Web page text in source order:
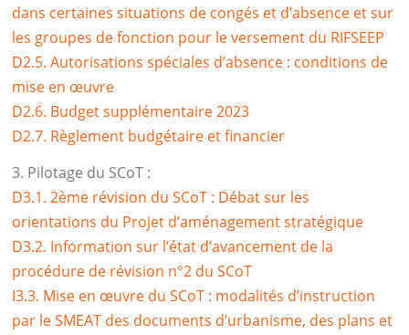
dans certaines situations de congés et d’absence et sur
les groupes de fonction pour le versement du RIFSEEP
D2.5. Autorisations spéciales d’absence : conditions de
mise en œuvre
D2.6. Budget supplémentaire 2023
D2.7. Règlement budgétaire et financier
3. Pilotage du SCoT :
D3.1. 2ème révision du SCoT : Débat sur les
orientations du Projet d’aménagement stratégique
D3.2. Information sur l’état d’avancement de la
procédure de révision n°2 du SCoT
I3.3. Mise en œuvre du SCoT : modalités d’instruction
par le SMEAT des documents d’urbanisme, des plans et